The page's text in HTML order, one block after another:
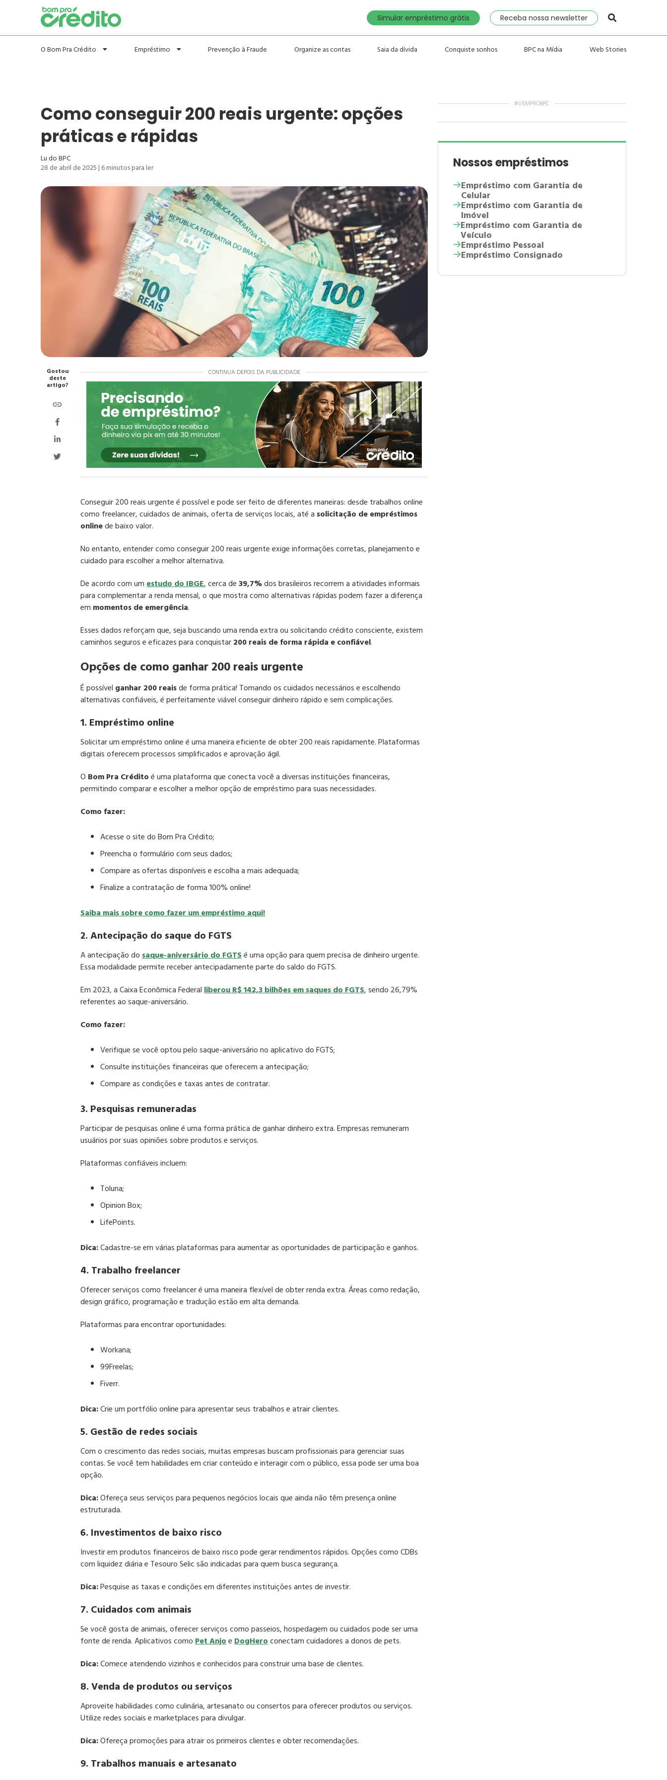
Simular empréstimo grátis Receba nossa newsletter
O Bom Pra Crédito Empréstimo Prevenção à Fraude Organize as contas Saia da dívida Conquiste sonhos BPC na Mídia Web Stories
Como conseguir 200 reais urgente: opções
práticas e rápidas
Lu do BPC
28 de abril de 2025| 6minutos para ler
CONTINUA DEPOIS DA PUBLICIDADE
Conseguir 200 reais urgente é possível e pode ser feito de diferentes maneiras: desde trabalhos online
como freelancer, cuidados de animais, oferta de serviços locais, até a solicitação de empréstimos
onlinede baixo valor.
No entanto, entender como conseguir 200 reais urgente exige informações corretas, planejamento e
cuidado para escolher a melhor alternativa.
De acordo com umestudo do IBGE, cerca de39,7%dos brasileiros recorrem a atividades informais
para complementar a renda mensal, o que mostra como alternativas rápidas podem fazer a diferença
em momentos de emergência.
Esses dados reforçam que, seja buscando uma renda extra ou solicitando crédito consciente, existem
caminhos seguros e eficazes para conquistar200 reais de forma rápida e confiável.
Opções de como ganhar 200 reais urgente
É possível ganhar 200 reaisde forma prática! Tomando os cuidados necessários e escolhendo
alternativas confiáveis, é perfeitamente viável conseguir dinheiro rápido e sem complicações.
1. Empréstimo online
Solicitar um empréstimo online é uma maneira eficiente de obter 200 reais rapidamente. Plataformas
digitais oferecem processos simplificados e aprovação ágil.​
O Bom Pra Créditoé uma plataforma que conecta você a diversas instituições financeiras,
permitindo comparar e escolher a melhor opção de empréstimo para suas necessidades.​
Como fazer:
Acesse o site doBom Pra Crédito;
Preencha o formulário com seus dados;
Compare as ofertas disponíveis e escolha a mais adequada;
Finalize a contrataçãode forma100% online!
Saiba mais sobre como fazer um empréstimo aqui!
2. Antecipação do saque do FGTS
A antecipação dosaque-aniversário do FGTSé uma opção para quem precisa de dinheiro urgente.
Essa modalidade permite receber antecipadamente parte do saldo do FGTS.​
Em 2023, a Caixa Econômica Federalliberou R$ 142,3 bilhões em saques do FGTS, sendo 26,79%
referentes ao saque-aniversário.​
Como fazer:
Verifique se você optou pelo saque-aniversário noaplicativo do FGTS;
Consulte instituições financeirasque oferecem a antecipação;
Compare as condições e taxas antes de contratar.
3. Pesquisas remuneradas
Participar de pesquisas online é uma forma prática de ganhar dinheiro extra. Empresas remuneram
usuários por suas opiniões sobre produtos e serviços.​
Plataformas confiáveis incluem:
Toluna;
Opinion Box;
LifePoints​.
Dica:Cadastre-se em várias plataformas para aumentar as oportunidades de participação e ganhos.
4. Trabalho freelancer
Oferecer serviços como freelancer é uma maneira flexível de obter renda extra. Áreas como redação,
design gráfico, programação e tradução estão em alta demanda.​
Plataformas para encontrar oportunidades:
Workana;
99Freelas;
Fiverr​.
Dica:Crie um portfólio online para apresentar seus trabalhos e atrair clientes.
5. Gestão de redes sociais
Com o crescimento das redes sociais, muitas empresas buscam profissionais para gerenciar suas
contas. Se você tem habilidades em criar conteúdo e interagir com o público, essa pode ser uma boa
opção.​
Dica:Ofereça seus serviços para pequenos negócios locais que ainda não têm presença online
estruturada.​
6. Investimentos de baixo risco
Investir em produtos financeiros de baixo risco pode gerar rendimentos rápidos. Opções como CDBs
com liquidez diária e Tesouro Selic são indicadas para quem busca segurança.​
Dica:Pesquise as taxas e condições em diferentes instituições antes de investir.​
7. Cuidados com animais
Se você gosta de animais, oferecer serviços como passeios, hospedagem ou cuidados pode ser uma
fonte de renda. Aplicativos comoPet AnjoeDogHeroconectam cuidadores a donos de pets.​
Dica:Comece atendendo vizinhos e conhecidos para construir uma base de clientes.​
8. Venda de produtos ou serviços
Aproveite habilidades como culinária, artesanato ou consertos para oferecer produtos ou serviços.
Utilize redes sociais e marketplaces para divulgar.​
Dica:Ofereça promoções para atrair os primeiros clientes e obter recomendações.​
9. Trabalhos manuais e artesanato
Gostou
deste
artigo?
#VEMPROBPC
Nossos empréstimos
Empréstimo com Garantia de
Celular
Empréstimo com Garantia de
Imóvel
Empréstimo com Garantia de
Veículo
Empréstimo Pessoal
Empréstimo Consignado